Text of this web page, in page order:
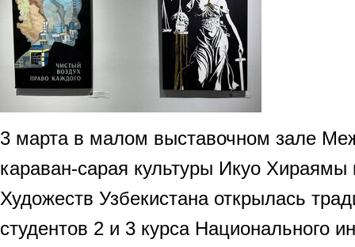
3 марта в малом выставочном зале
караван-сарая культуры Икуо
Художеств Узбекистана открылась
студентов 2 и 3 курса Национального